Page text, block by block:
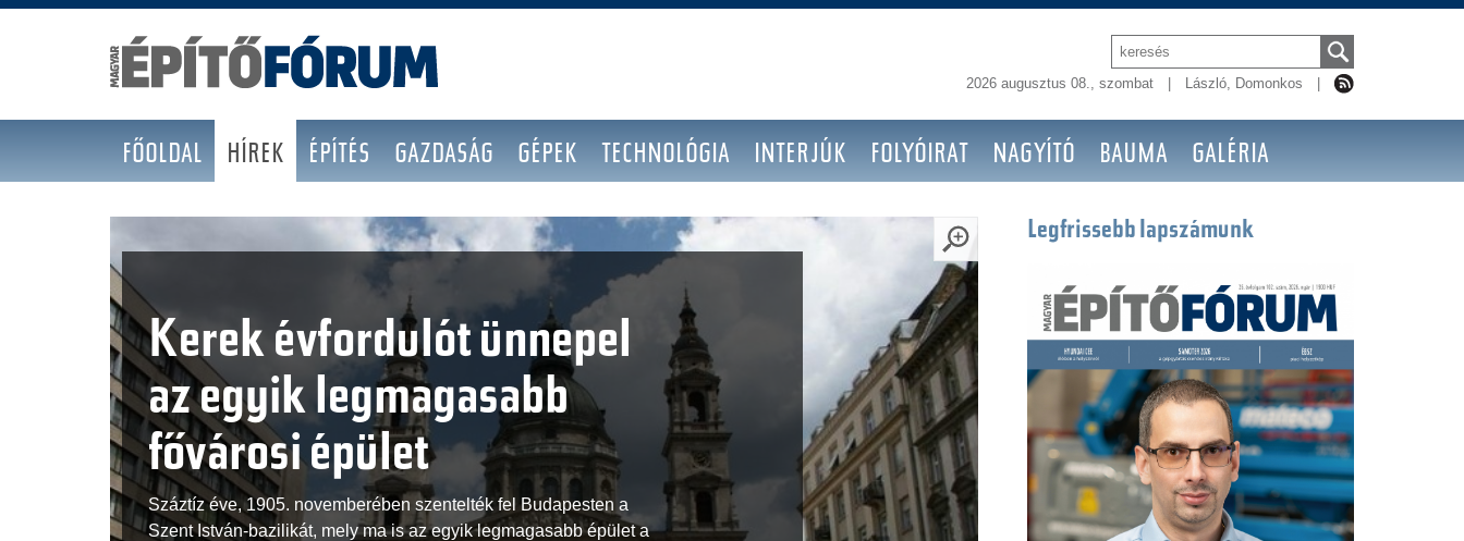
2026 augusztus 08., szombat László, Domonkos
FŐOLDAL HÍREK ÉPÍTÉS GAZDASÁG GÉPEK TECHNOLÓGIA INTERJÚK FOLYÓIRAT NAGYÍTÓ BAUMA GALÉRIA
Kerek évfordulót ünnepel
az egyik legmagasabb
fővárosi épület
Száztíz éve, 1905. novemberében szentelték fel Budapesten a
Szent István-bazilikát, mely ma is az egyik legmagasabb épület a
Legfrissebb lapszámunk